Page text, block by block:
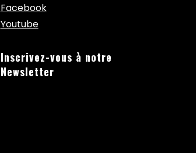
Facebook
Youtube
Inscrivez-vous à notre
Newsletter